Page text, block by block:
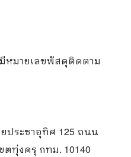
มายเลขพัสดุติดตาม
ประชาอุทิศ 125 ถนน
ตทุ่งครุ กทม. 10140